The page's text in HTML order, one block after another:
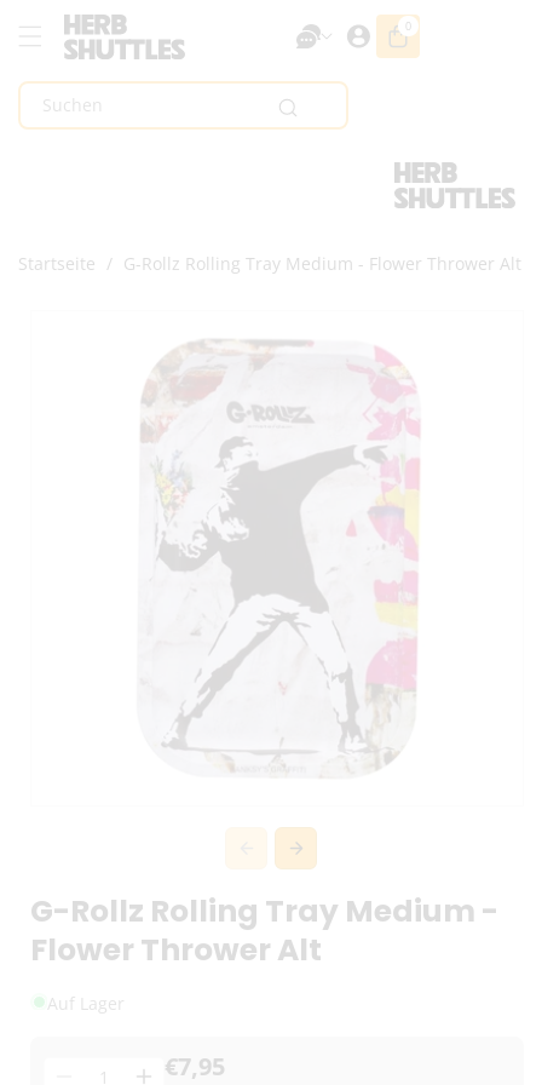
Springen
Suchen
0
0
Artikel
Startseite / G-Rollz Rolling Tray Medium - Flower Thrower Alt
G-Rollz Rolling Tray Medium -
Flower Thrower Alt
Auf Lager
€7,95